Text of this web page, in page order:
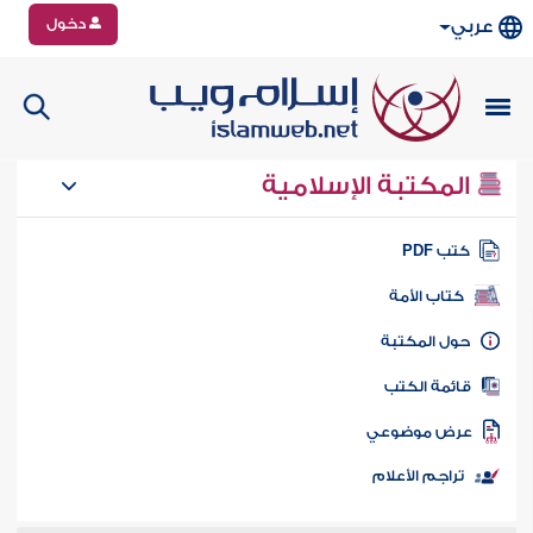
عربي دخول
المكتبة الإسلامية
كتب PDF
كتاب الأمة
المكتبة
الكتب
موضوعي